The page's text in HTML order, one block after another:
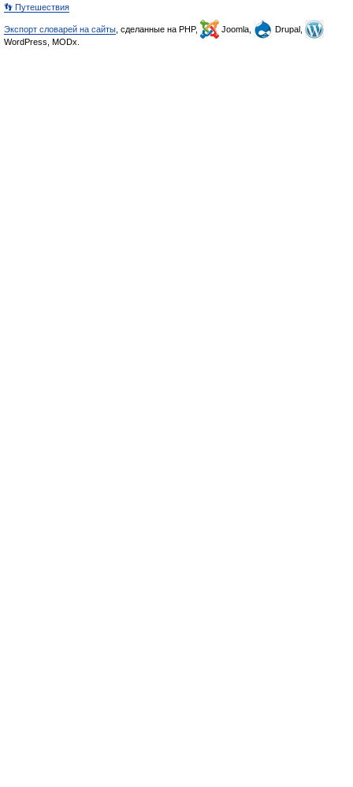
👣 Путешествия
Экспорт словарей на сайты , сделанные на PHP, Joomla,
Drupal,
WordPress, MODx.